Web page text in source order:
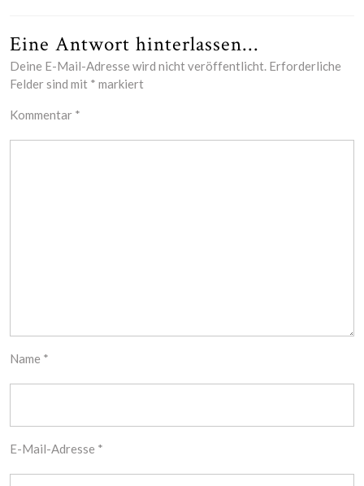
Eine Antwort hinterlassen...
Deine E-Mail-Adresse wird nicht veröffentlicht. Erforderliche
Felder sind mit * markiert
Kommentar *
Name *
E-Mail-Adresse *